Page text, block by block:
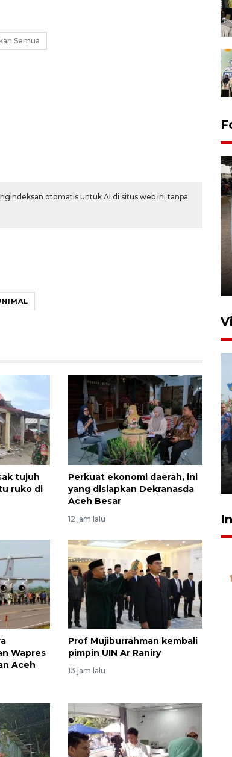
Semua
otomatis untuk AI di situs web ini tanpa
tujuh
ruko di
Perkuat ekonomi daerah, ini
yang disiapkan Dekranasda
Aceh Besar
12 jam lalu
Wapres
Aceh
Prof Mujiburrahman kembali
pimpin UIN Ar Raniry
13 jam lalu
Pemkot Lhokseumawe siap
terima peralihan RSUD Cut
Meutia
31 Juli 2026 20:28